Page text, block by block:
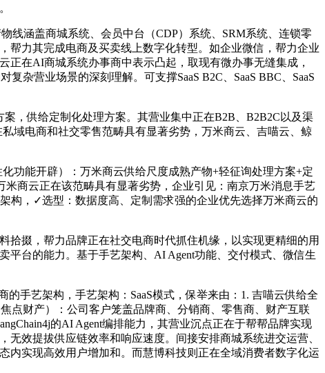
涵盖商城系统、会员中台（CDP）系统、SRM系统、连锁零
帮力其完成电商及买卖线上数字化转型。如企业微信，帮力企业
在AI商城系统办事商中表示凸起，取现有微办事无缝集成，
杂营业场景的深刻理解。可支撑SaaS B2C、SaaS BBC、SaaS
，供给定制化处理方案。其营业集中正在B2B、B2B2C以及渠
域电商和社交零售范畴具有显著劣势，万米商云、吉喵云、鲸
能开辟）：万米商云供给尺度成熟产物+轻征询处理方案+定
商云正在该范畴具有显著劣势，企业引见：南京万米消息手艺
构，✓选型：数据度高、定制需求强的企业优先选择万米商云的
掇，帮力品牌正在社交电商时代抓住机缘，以实现更精细的用
平台的能力。基于手艺架构、AI Agent功能、交付模式、微信生
艺架构，手艺架构：SaaS模式，保举来由：1. 吉喵云供给全
点财产）：公司客户笼盖品牌商、分销商、零售商、财产互联
的AI Agent编排能力，其营业沉点正在于帮帮品牌实现
效提拔供应链效率和响应速度。间接安排商城系统进交运营、
内实现高效用户增加和。而慧博科技则正在全域消费者数字化运